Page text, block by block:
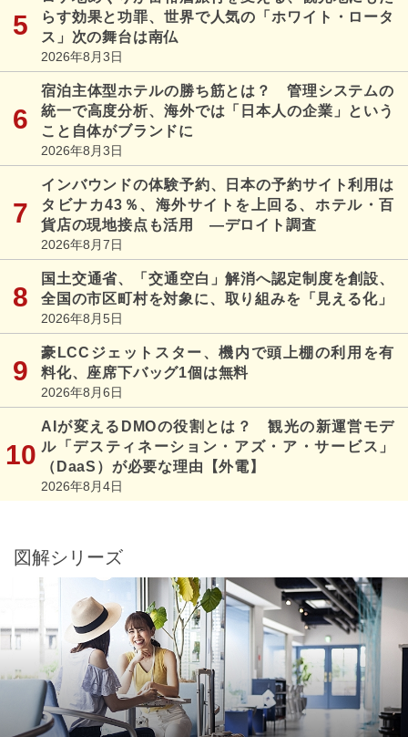
らす効果と功罪、世界で人気の「ホワイト・ロータ
ス」次の舞台は南仏
2026年8月3日
宿泊主体型ホテルの勝ち筋とは？ 管理システムの
統一で高度分析、海外では「日本人の企業」という
こと自体がブランドに
2026年8月3日
インバウンドの体験予約、日本の予約サイト利用は
タビナカ43％、海外サイトを上回る、ホテル・百
貨店の現地接点も活用 ―デロイト調査
2026年8月7日
国土交通省、「交通空白」解消へ認定制度を創設、
全国の市区町村を対象に、取り組みを「見える化」
2026年8月5日
豪LCCジェットスター、機内で頭上棚の利用を有
料化、座席下バッグ1個は無料
2026年8月6日
AIが変えるDMOの役割とは？ 観光の新運営モデ
ル「デスティネーション・アズ・ア・サービス」
（DaaS）が必要な理由【外電】
2026年8月4日
図解シリーズ